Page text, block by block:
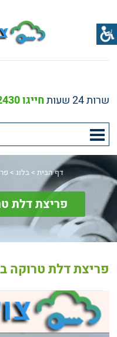
שרות 24 שעות חייגו 073-3742430
דף הבית >בלוג >
פריצת דלת
פריצת דלת טרוקה